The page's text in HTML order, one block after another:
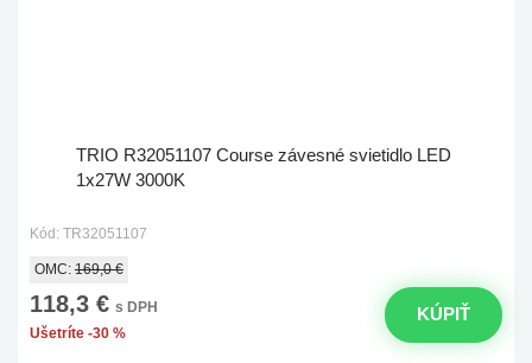
TRIO R32051107 Course závesné svietidlo LED
1x27W 3000K
Kód: TR32051107
OMC: 169,0 €
118,3 € s DPH
Ušetríte -30 %
KÚPIŤ